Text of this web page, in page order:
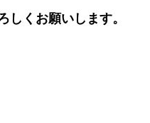
しくお願いします。